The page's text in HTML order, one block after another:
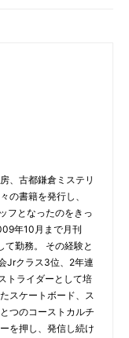
、古都鎌倉ミステリ
の書籍を発行し、
フとなったのをきっ
年10月まで月刊
て勤務。 その経験と
Jrクラス3位、2年連
トライダーとして培
スケートボード、ス
つのコーストカルチ
を押し、発信し続け